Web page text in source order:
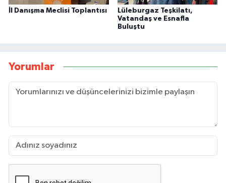
İl Danışma Meclisi Toplantısı
Lüleburgaz Teşkilatı,
Vatandaş ve Esnafla
Buluştu
Yorumlar